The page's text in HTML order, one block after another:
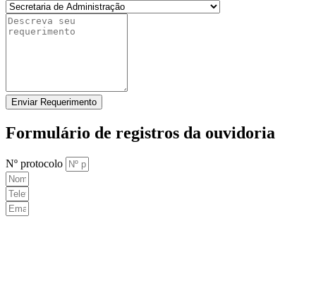
Enviar Requerimento
Formulário de registros da ouvidoria
Nº protocolo